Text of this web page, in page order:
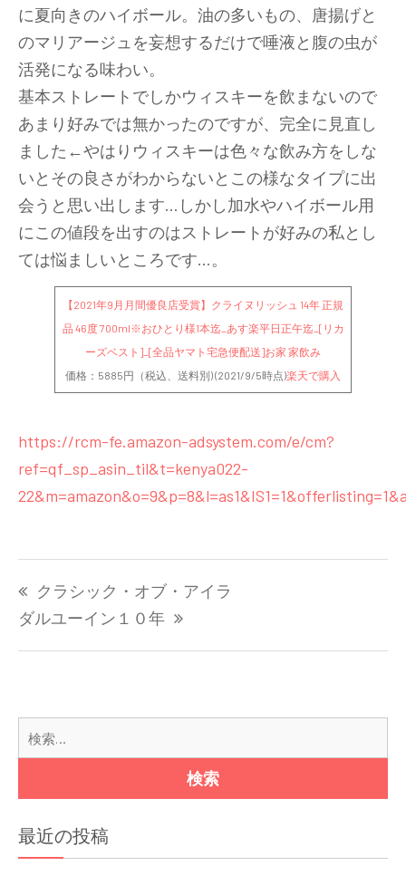
に夏向きのハイボール。油の多いもの、唐揚げと
のマリアージュを妄想するだけで唾液と腹の虫が
活発になる味わい。
基本ストレートでしかウィスキーを飲まないので
あまり好みでは無かったのですが、完全に見直し
ました←やはりウィスキーは色々な飲み方をしな
いとその良さがわからないとこの様なタイプに出
会うと思い出します…しかし加水やハイボール用
にこの値段を出すのはストレートが好みの私とし
ては悩ましいところです…。
【2021年9月月間優良店受賞】クライヌリッシュ 14年 正規
品 46度 700ml※おひとり様1本迄_あす楽平日正午迄_[リカ
ーズベスト]_[全品ヤマト宅急便配送]お家 家飲み
価格：5885円（税込、送料別) (2021/9/5時点)楽天で購入
https://rcm-fe.amazon-adsystem.com/e/cm?
ref=qf_sp_asin_til&t=kenya022-
稿
ナ
ョ
ン
クラシック・オブ・アイラ
ダルユーイン１０年
最近の投稿